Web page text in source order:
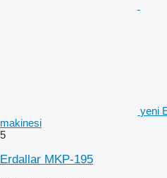
yeni
makinesi
5
Erdallar MKP-195